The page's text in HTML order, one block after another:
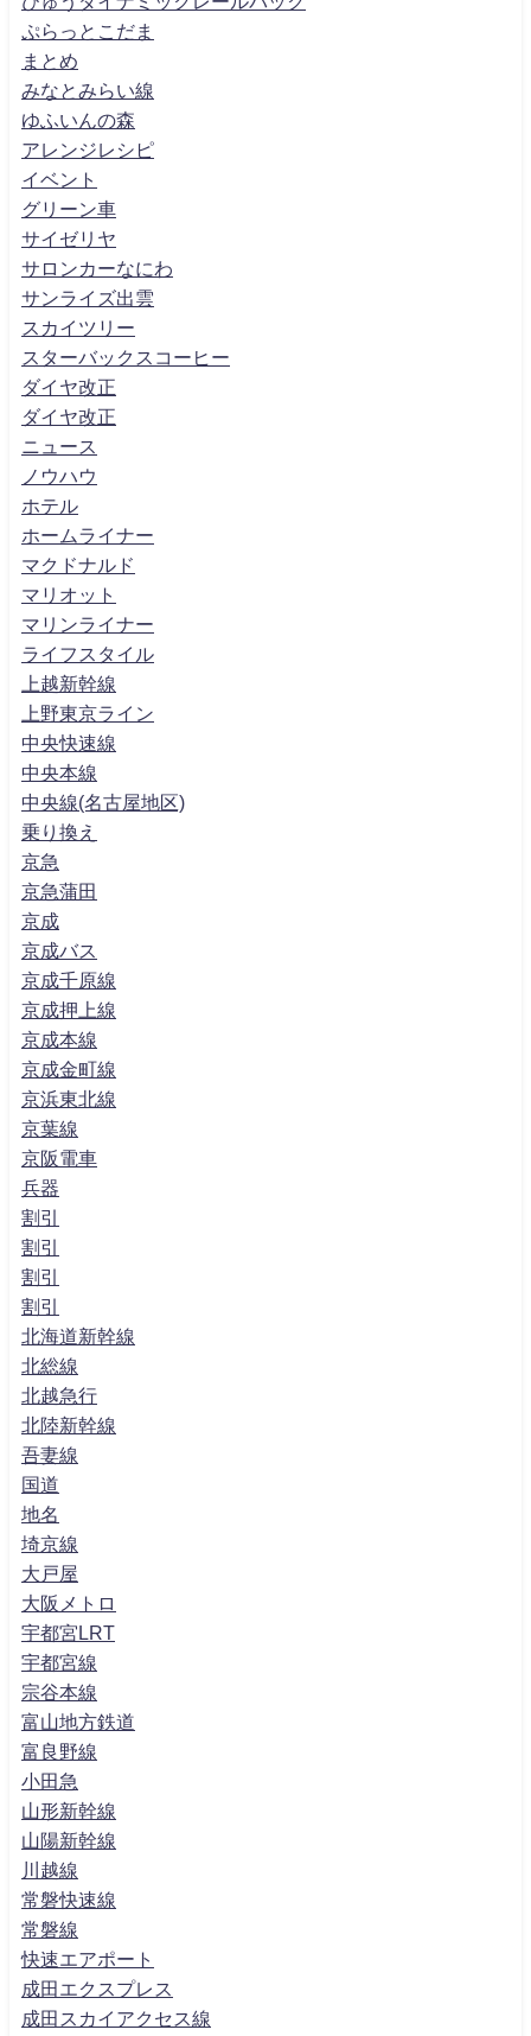
ぷらっとこだま
まとめ
みなとみらい線
ゆふいんの森
アレンジレシピ
イベント
グリーン車
サイゼリヤ
サロンカーなにわ
サンライズ出雲
スカイツリー
スターバックスコーヒー
ダイヤ改正
ダイヤ改正
ニュース
ノウハウ
ホテル
ホームライナー
マクドナルド
マリオット
マリンライナー
ライフスタイル
上越新幹線
上野東京ライン
中央快速線
中央本線
中央線(名古屋地区)
乗り換え
京急
京急蒲田
京成
京成バス
京成千原線
京成押上線
京成本線
京成金町線
京浜東北線
京葉線
京阪電車
兵器
割引
割引
割引
割引
北海道新幹線
北総線
北越急行
北陸新幹線
吾妻線
国道
地名
埼京線
大戸屋
大阪メトロ
宇都宮LRT
宇都宮線
宗谷本線
富山地方鉄道
富良野線
小田急
山形新幹線
山陽新幹線
川越線
常磐快速線
常磐線
快速エアポート
成田エクスプレス
成田スカイアクセス線